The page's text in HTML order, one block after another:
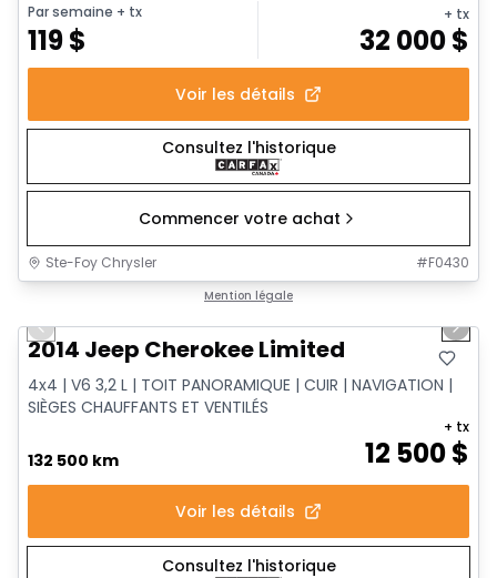
Par semaine + tx
119$
+ tx
32 000$
Voir les détails
Consultez l'historique
Commencer votre achat
Ste-Foy Chrysler #F0430
Mention légale
Previous slide Next
2014 Jeep Cherokee Limited
4x4 | V6 3,2 L | TOIT PANORAMIQUE | CUIR | NAVIGATION |
SIÈGES CHAUFFANTS ET VENTILÉS
132 500 km 12 500$
+ tx
Voir les détails
Consultez l'historique